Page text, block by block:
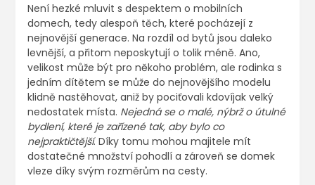
Není hezké mluvit s despektem o mobilních
domech, tedy alespoň těch, které pocházejí z
nejnovější generace. Na rozdíl od bytů jsou daleko
levnější, a přitom neposkytují o tolik méně. Ano,
velikost může být pro někoho problém, ale rodinka s
jedním dítětem se může do nejnovějšího modelu
klidně nastěhovat, aniž by pociťovali kdovíjak velký
nedostatek místa. Nejedná se o malé, nýbrž o útulné
bydlení, které je zařízené tak, aby bylo co
nejpraktičtější. Díky tomu mohou majitele mít
dostatečné množství pohodlí a zároveň se domek
vleze díky svým rozměrům na cesty.